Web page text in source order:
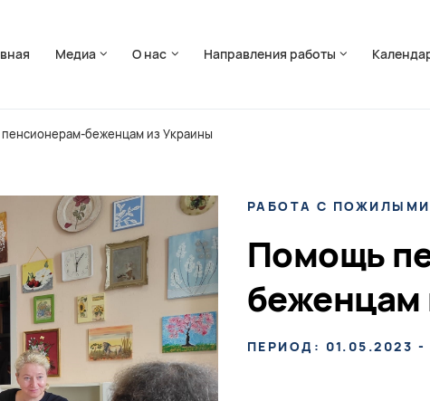
Медиа О нас Направления работы
беженцам из Украины
РАБОТА С
Помощь
беженцам
ПЕРИОД: 01.05.2023 -